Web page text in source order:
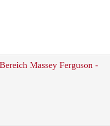
Massey Ferguson -